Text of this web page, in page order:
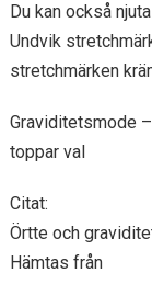
Du kan också
Undvik
stretchmärken
Graviditetsmode
toppar val
Citat:
Örtte och
Hämtas från